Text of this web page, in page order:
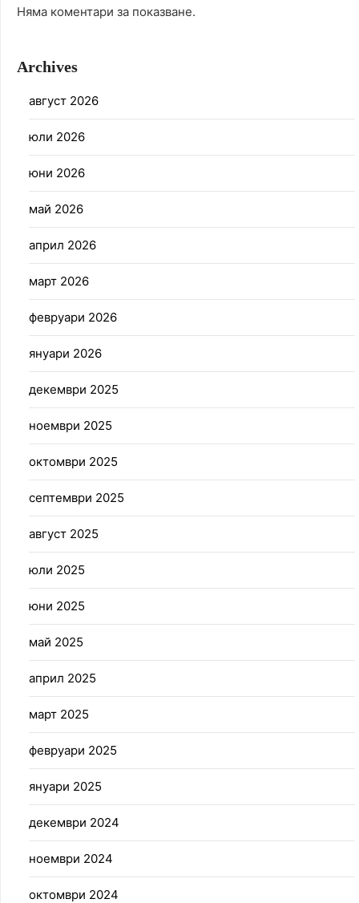
Няма коментари за показване.
Archives
август 2026
юли 2026
юни 2026
май 2026
април 2026
март 2026
февруари 2026
януари 2026
декември 2025
ноември 2025
октомври 2025
септември 2025
август 2025
юли 2025
юни 2025
май 2025
април 2025
март 2025
февруари 2025
януари 2025
декември 2024
ноември 2024
октомври 2024